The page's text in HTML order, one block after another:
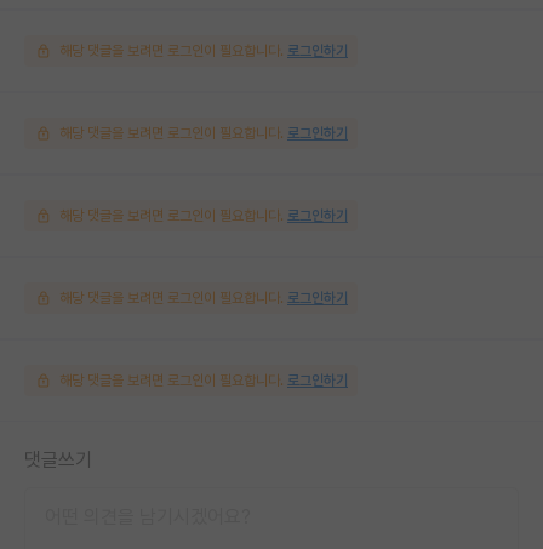
해당 댓글을 보려면 로그인이 필요합니다. 로그인하기
해당 댓글을 보려면 로그인이 필요합니다. 로그인하기
해당 댓글을 보려면 로그인이 필요합니다. 로그인하기
해당 댓글을 보려면 로그인이 필요합니다. 로그인하기
해당 댓글을 보려면 로그인이 필요합니다. 로그인하기
댓글쓰기